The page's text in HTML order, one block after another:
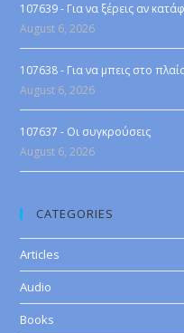
107639 - Για να ξέρεις αν
August 6, 2026
107638 - Για να μπεις στο
August 6, 2026
107637 - Οι συγκρούσεις
August 6, 2026
CATEGORIES
Articles
Audio
Books